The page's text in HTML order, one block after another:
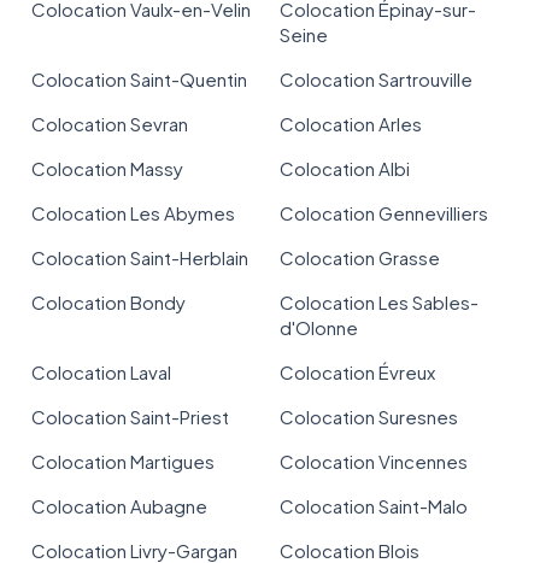
Colocation Vaulx-en-Velin
Colocation Épinay-sur-
Seine
Colocation Saint-Quentin
Colocation Sartrouville
Colocation Sevran
Colocation Arles
Colocation Massy
Colocation Albi
Colocation Les Abymes
Colocation Gennevilliers
Colocation Saint-Herblain
Colocation Grasse
Colocation Bondy
Colocation Les Sables-
d'Olonne
Colocation Laval
Colocation Évreux
Colocation Saint-Priest
Colocation Suresnes
Colocation Martigues
Colocation Vincennes
Colocation Aubagne
Colocation Saint-Malo
Colocation Livry-Gargan
Colocation Blois